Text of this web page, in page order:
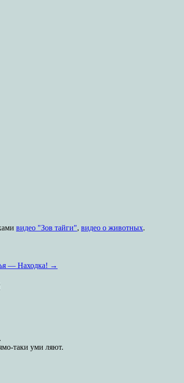
видео "Зов тайги", видео о животных.
— Находка! →
таки уми ляют.